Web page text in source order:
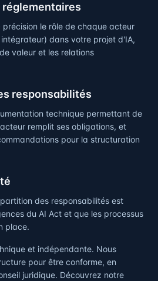
réglementaires
le rôle de chaque acteur
dans votre projet d'IA,
valeur et les relations
responsabilités
technique permettant de
remplit ses obligations, et
pour la structuration
des responsabilités est
du AI Act et que les processus
place.
et indépendante. Nous
pour être conforme, en
juridique. Découvrez notre